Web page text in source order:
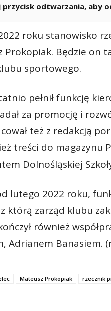
przycisk odtwarzania, aby
roku stanowisko
Prokopiak. Będzie on
sportowego.
pełnił funkcję
za promocję i
też z redakcją
treści do magazynu
Dolnośląskiej
lutego 2022 roku,
którą zarząd klubu
również
Adrianem Banasiem.
Mateusz Prokopiak rzecznik